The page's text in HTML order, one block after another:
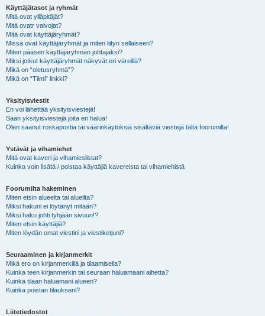
Käyttäjätasot ja ryhmät
Mitä ovat ylläpitäjät?
Mitä ovatr valvojat?
Mitä ovat käyttäjäryhmät?
Missä ovat käyttäjäryhmät ja miten liityn sellaiseen?
Miten pääsen käyttäjäryhmän johtajaksi?
Miksi jotkut käyttäjäryhmät näkyvät eri väreillä?
Mikä on “oletusryhmä”?
Mikä on “Tiimi” linkki?
Yksityisviestit
En voi lähettää yksityisviestejä!
Saan yksityisviestejä joita en halua!
Olen saanut roskapostia tai väärinkäytöksiä sisältäviä viestejä tältä foorumilta!
Ystävät ja vihamiehet
Mitä ovat kaveri ja vihamieslistat?
Kuinka voin lisätä / poistaa käyttäjiä kavereista tai vihamiehistä
Foorumilta hakeminen
Miten etsin alueelta tai alueilta?
Miksi hakuni ei löytänyt mitään?
Miksi haku johti tyhjään sivuun!?
Miten etsin käyttäjiä?
Miten löydän omat viestini ja viestiketjuni?
Seuraaminen ja kirjanmerkit
Mikä ero on kirjanmerkillä ja tilaamisella?
Kuinka teen kirjanmerkin tai seuraan haluamaani aihetta?
Kuinka tilaan haluamani alueen?
Kuinka poistan tilaukseni?
Liitetiedostot